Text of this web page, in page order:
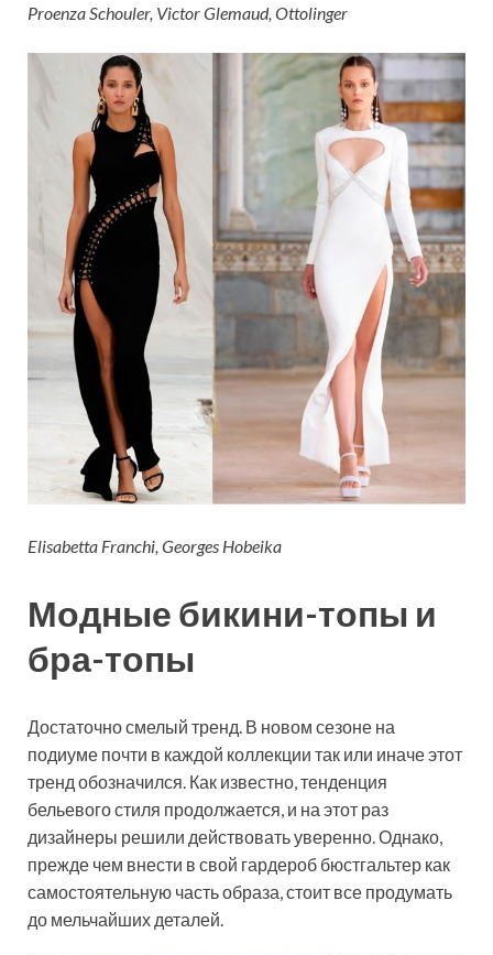
Proenza Schouler, Victor Glemaud, Ottolinger
Elisabetta Franchi, Georges Hobeika
Модные бикини-топы и
бра-топы
Достаточно смелый тренд. В новом сезоне на
подиуме почти в каждой коллекции так или иначе этот
тренд обозначился. Как известно, тенденция
бельевого стиля продолжается, и на этот раз
дизайнеры решили действовать уверенно. Однако,
прежде чем внести в свой гардероб бюстгальтер как
самостоятельную часть образа, стоит все продумать
до мельчайших деталей.